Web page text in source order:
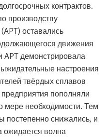
контрактов.
производству
оставались
движения
APT демонстрировала
настроения
твёрдых сплавов
пополняли
мере необходимости. Тем
постепенно снижались, и
ожидается волна